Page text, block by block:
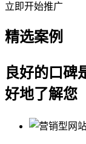
立即开始推广
精选案例
良好的口碑
好地了解您